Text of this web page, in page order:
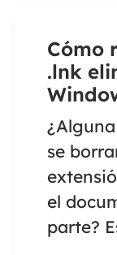
Cómo
.lnk
se
el
parte?